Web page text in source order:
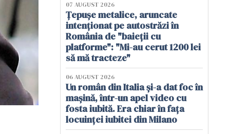
07 AUGUST 2026
Țepușe metalice, aruncate
intenționat pe autostrăzi în
România de "baieții cu
platforme": "Mi-au cerut 1200 lei
să mă tracteze"
06 AUGUST 2026
Un român din Italia și-a dat foc în
mașină, într-un apel video cu
fosta iubită. Era chiar în fața
locuinței iubitei din Milano